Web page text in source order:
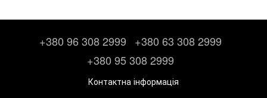
+380 96 308 2999
+380 63 308 2999
+380 95 308 2999
Контактна інформація